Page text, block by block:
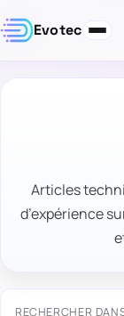
Evotec
Articles
d’expérience
RECHERCHER